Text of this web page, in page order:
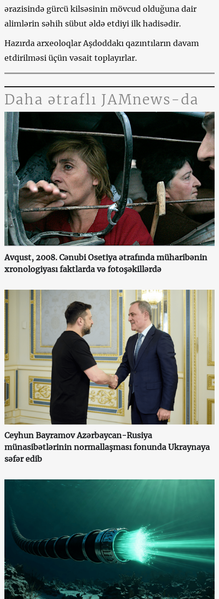
ərazisində gürcü kilsəsinin mövcud olduğuna dair
alimlərin səhih sübut əldə etdiyi ilk hadisədir.
Hazırda arxeoloqlar Aşdoddakı qazıntıların davam
etdirilməsi üçün vəsait toplayırlar.
Daha ətraflı JAMnews-da
Avqust, 2008. Cənubi Osetiya ətrafında müharibənin
xronologiyası faktlarda və fotoşəkillərdə
Ceyhun Bayramov Azərbaycan-Rusiya
münasibətlərinin normallaşması fonunda Ukraynaya
səfər edib